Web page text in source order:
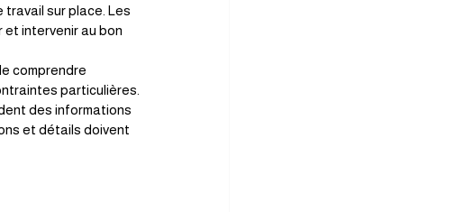
sur place. Les
intervenir au bon
comprendre
particulières.
des informations
et détails doivent